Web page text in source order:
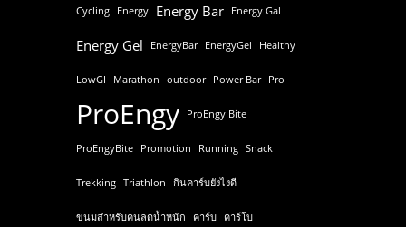
Cycling Energy Energy Bar Energy Gal
Energy Gel EnergyBar EnergyGel Healthy
LowGI Marathon outdoor Power Bar Pro
ProEngy ProEngy Bite
ProEngyBite Promotion Running Snack
Trekking Triathlon กินคาร์บยังไงดี
ขนมสำหรับคนลดน้ำหนัก คาร์บ คาร์โบ